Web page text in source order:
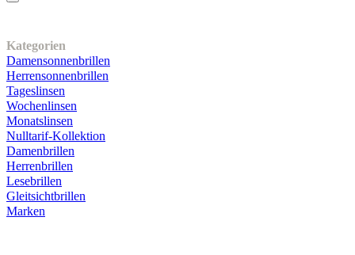
Kategorien
Damensonnenbrillen
Herrensonnenbrillen
Tageslinsen
Wochenlinsen
Monatslinsen
Nulltarif-Kollektion
Damenbrillen
Herrenbrillen
Lesebrillen
Gleitsichtbrillen
Marken